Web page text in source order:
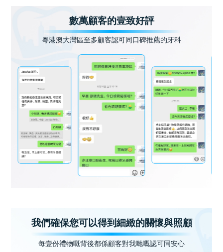
數萬顧客的壹致好評
粵港澳大灣區至多顧客認可同口碑推薦的牙科
我們確保您可以得到細緻的關懷與照顧
每壹份禮物嘅背後都係顧客對我哋嘅認可同安心